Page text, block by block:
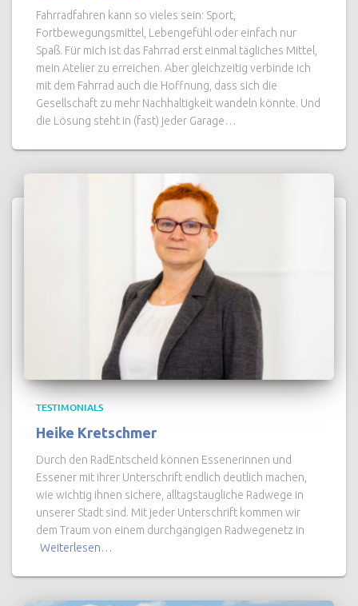
Fahrradfahren kann so vieles sein: Sport,
Fortbewegungsmittel, Lebengefühl oder einfach nur
Spaß. Für mich ist das Fahrrad erst einmal tägliches Mittel,
mein Atelier zu erreichen. Aber gleichzeitig verbinde ich
mit dem Fahrrad auch die Hoffnung, dass sich die
Gesellschaft zu mehr Nachhaltigkeit wandeln könnte. Und
die Lösung steht in (fast) jeder Garage…
TESTIMONIALS
Heike Kretschmer
Durch den RadEntscheid können Essenerinnen und
Essener mit ihrer Unterschrift endlich deutlich machen,
wie wichtig ihnen sichere, alltagstaugliche Radwege in
unserer Stadt sind. Mit jeder Unterschrift kommen wir
dem Traum von einem durchgängigen Radwegenetz in
Weiterlesen…